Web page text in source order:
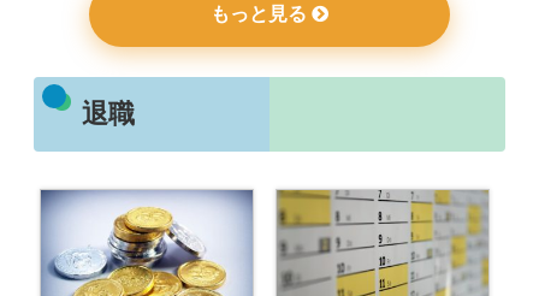
もっと見る
退職